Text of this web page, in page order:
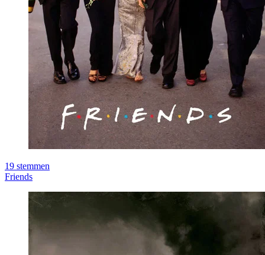
19 stemmen
Friends